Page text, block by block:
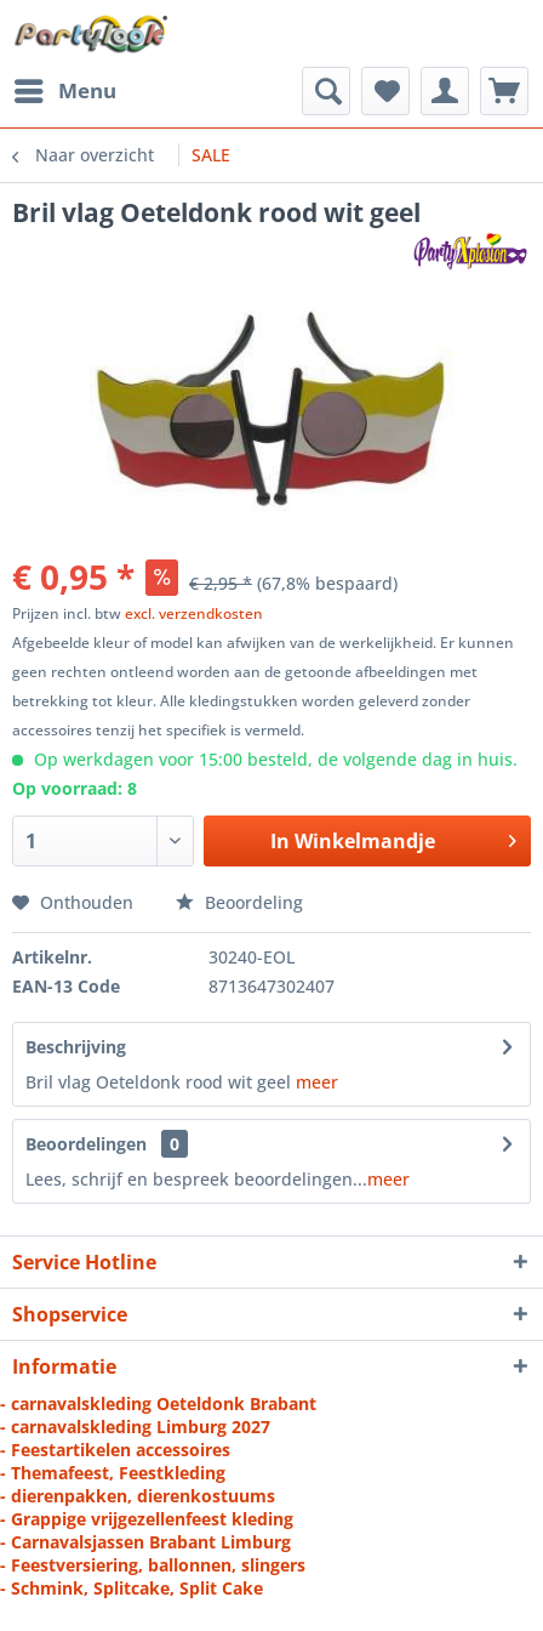
Menu
Naar overzicht SALE
Bril vlag Oeteldonk rood wit geel
€ 0,95 * € 2,95 * (67,8% bespaard)
Prijzen incl. btwexcl. verzendkosten
Afgebeelde kleur of model kan afwijken van de werkelijkheid. Er kunnen
geen rechten ontleend worden aan de getoonde afbeeldingen met
betrekking tot kleur. Alle kledingstukken worden geleverd zonder
accessoires tenzij het specifiek is vermeld.
Op werkdagen voor 15:00 besteld, de volgende dag in huis.
Op voorraad: 8
In Winkelmandje
Onthouden Beoordeling
Artikelnr.
30240-EOL
EAN-13 Code
8713647302407
Beschrijving
Bril vlag Oeteldonk rood wit geel meer
Beoordelingen
0
Lees, schrijf en bespreek beoordelingen...meer
Service Hotline
Shopservice
Informatie
- carnavalskleding Oeteldonk Brabant
- carnavalskleding Limburg 2027
- Feestartikelen accessoires
- Themafeest, Feestkleding
- dierenpakken, dierenkostuums
- Grappige vrijgezellenfeest kleding
- Carnavalsjassen Brabant Limburg
- Feestversiering, ballonnen, slingers
- Schmink, Splitcake, Split Cake